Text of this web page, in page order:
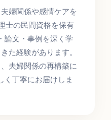
婦関係や感情ケアを
士の民間資格を保有
論文・事例を深く学
た経験があります。
夫婦関係の再構築に
く丁寧にお届けしま